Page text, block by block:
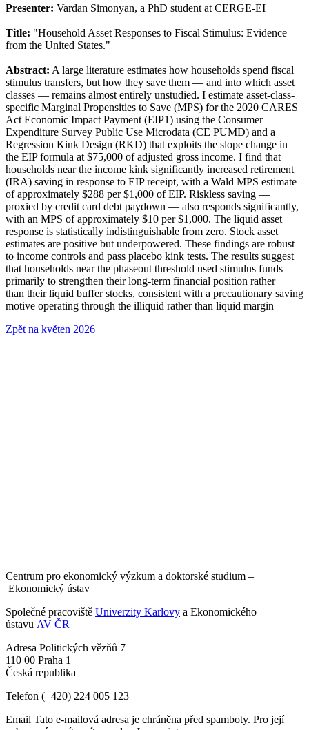
Presenter: Vardan Simonyan, a PhD student at CERGE-EI
Title: "Household Asset Responses to Fiscal Stimulus: Evidence
from the United States."
Abstract: A large literature estimates how households spend fiscal
stimulus transfers, but how they save them — and into which asset
classes — remains almost entirely unstudied. I estimate asset-class-
specific Marginal Propensities to Save (MPS) for the 2020 CARES
Act Economic Impact Payment (EIP1) using the Consumer
Expenditure Survey Public Use Microdata (CE PUMD) and a
Regression Kink Design (RKD) that exploits the slope change in
the EIP formula at $75,000 of adjusted gross income. I find that
households near the income kink significantly increased retirement
(IRA) saving in response to EIP receipt, with a Wald MPS estimate
of approximately $288 per $1,000 of EIP. Riskless saving —
proxied by credit card debt paydown — also responds significantly,
with an MPS of approximately $10 per $1,000. The liquid asset
response is statistically indistinguishable from zero. Stock asset
estimates are positive but underpowered. These findings are robust
to income controls and pass placebo kink tests. The results suggest
that households near the phaseout threshold used stimulus funds
primarily to strengthen their long-term financial position rather
than their liquid buffer stocks, consistent with a precautionary saving
motive operating through the illiquid rather than liquid margin
Zpět na květen 2026
Centrum pro ekonomický výzkum a doktorské studium –
Ekonomický ústav
Společné pracoviště Univerzity Karlovy a Ekonomického
ústavu AV ČR
Adresa Politických vězňů 7
110 00 Praha 1
Česká republika
Telefon (+420) 224 005 123
Email Tato e-mailová adresa je chráněna před spamboty. Pro její